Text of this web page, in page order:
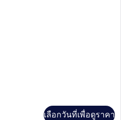
เลือกวันที่เพื่อดูราคา